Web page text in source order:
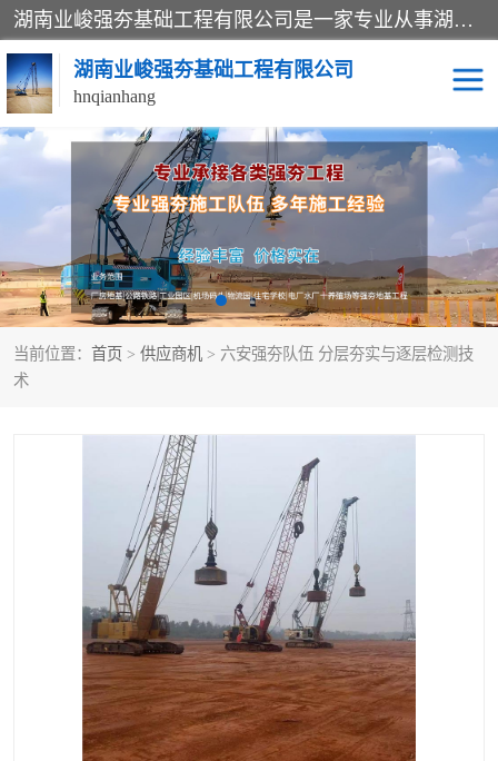
湖南业峻强夯基础工程有限公司是一家专业从事湖南强夯基础工程、强夯机租赁，地基处理的施工单位。业务覆盖：湖南、广东，江西等地。可承接1000KN.m-25000KN.m强夯（置换）工程。公司创始人是国内较早期从事强夯施工的建设者，经过多年的一步一个脚印的发展，在行业内具有较高的度和良好的口碑。
湖南业峻强夯基础工程有限公司
hnqianhang
当前位置： 首页 > 供应商机 > 六安强夯队伍 分层夯实与逐层检测技
术
强夯施工案例 强夯机租赁
强夯施工工程 强夯施工队伍
强夯队伍